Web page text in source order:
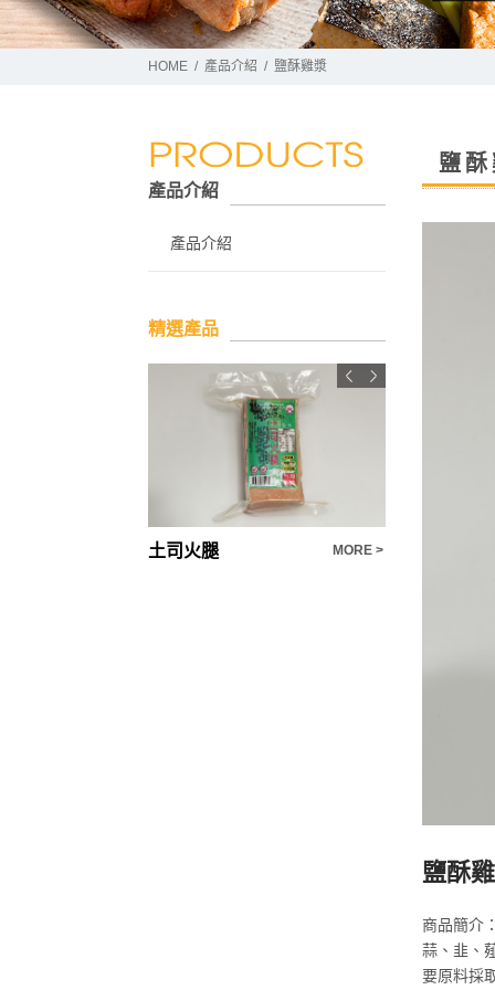
HOME 產品介紹 鹽酥雞漿
鹽
鹽酥
商品簡介
蒜、韭、
要原料採
產品介紹
產品介紹
精選產品
土司火腿 MORE >